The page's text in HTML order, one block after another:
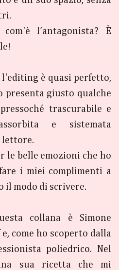
l’antagonista? È
l'editing è quasi perfetto,
presenta giusto qualche
trascurabile e
e sistemata
lettore.
le belle emozioni che ho
i miei complimenti a
il modo di scrivere.
collana è Simone
come ho scoperto dalla
poliedrico. Nel
sua ricetta che mi